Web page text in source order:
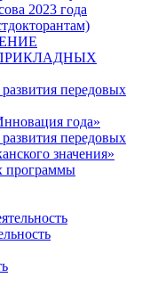
2023 года
передовых
года»
передовых
значения»